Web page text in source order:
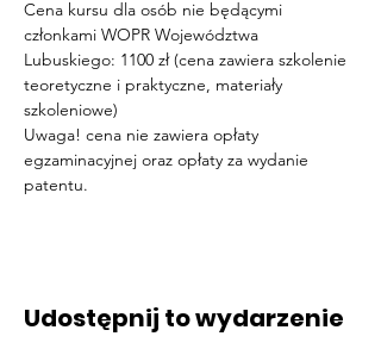
Cena kursu dla osób nie będącymi
członkami WOPR Województwa
Lubuskiego: 1100 zł (cena zawiera szkolenie
teoretyczne i praktyczne, materiały
szkoleniowe)
Uwaga! cena nie zawiera opłaty
egzaminacyjnej oraz opłaty za wydanie
patentu.
Udostępnij to wydarzenie